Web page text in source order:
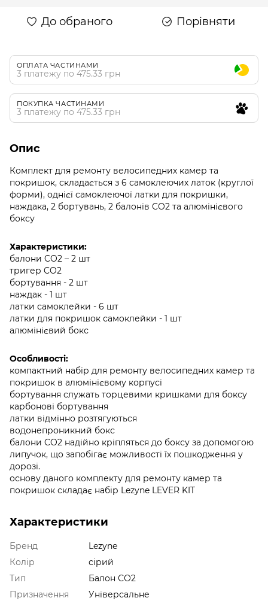
До обраного Порівняти
ОПЛАТА ЧАСТИНАМИ
3 платежу по 475.33 грн
ПОКУПКА ЧАСТИНАМИ
3 платежу по 475.33 грн
Опис
Комплект для ремонту велосипедних камер та
покришок, складається з 6 самоклеючих латок (круглої
форми), однієї самоклеючої латки для покришки,
наждака, 2 бортувань, 2 балонів CO2 та алюмінієвого
боксу
Характеристики:
балони CO2 – 2 шт
тригер CO2
бортування - 2 шт
наждак - 1 шт
латки самоклейки - 6 шт
латки для покришок самоклейки - 1 шт
алюмінієвий бокс
Особливості:
компактний набір для ремонту велосипедних камер та
покришок в алюмінієвому корпусі
бортування служать торцевими кришками для боксу
карбонові бортування
латки відмінно розтягуються
водонепроникний бокс
балони CO2 надійно кріпляться до боксу за допомогою
липучок, що запобігає можливості їх пошкодження у
дорозі.
основу даного комплекту для ремонту камер та
покришок складає набір Lezyne LEVER KIT
Характеристики
Бренд
Lezyne
Колір
сірий
Тип
Балон СО2
Призначення
Універсальне